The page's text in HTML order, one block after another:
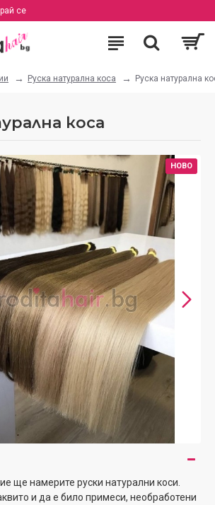
се
Руска натурална коса Руска натурална
коса
НОВО
ще намерите руски натурални коси.
и да е било примеси, необработени